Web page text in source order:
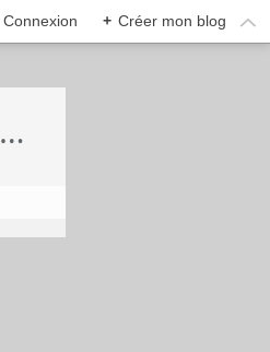
Connexion + Créer mon blog
ECONOMIE, MARKETING, COMMERCE, FORCE DE VENTE, ECOLOGIE